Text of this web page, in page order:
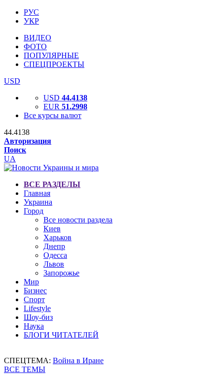
РУС
УКР
ВИДЕО
ФОТО
ПОПУЛЯРНЫЕ
СПЕЦПРОЕКТЫ
USD
USD 44.4138
EUR 51.2998
Все курсы валют
44.4138
Авторизация
Поиск
UA
ВСЕ РАЗДЕЛЫ
Главная
Украина
Город
Все новости раздела
Киев
Харьков
Днепр
Одесса
Львов
Запорожье
Мир
Бизнес
Спорт
Lifestyle
Шоу-биз
Наука
БЛОГИ ЧИТАТЕЛЕЙ
СПЕЦТЕМА: Война в Иране
ВСЕ ТЕМЫ